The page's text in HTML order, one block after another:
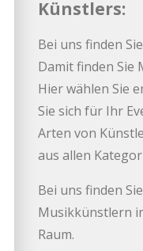
Künstlers:
Bei uns finden
Damit finden Sie
Hier wählen Sie
Sie sich für Ihr
Arten von
aus allen
Bei uns finden
Musikkünstlern
Raum.